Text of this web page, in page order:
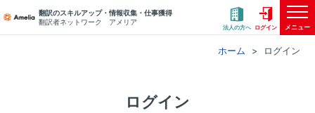
翻訳のスキルアップ・情報収集・仕事獲得
翻訳者ネットワーク アメリア
法人の方へ ログイン メニュー
ホーム ログイン
ログイン